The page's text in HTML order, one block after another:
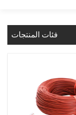
فئات المنتجات